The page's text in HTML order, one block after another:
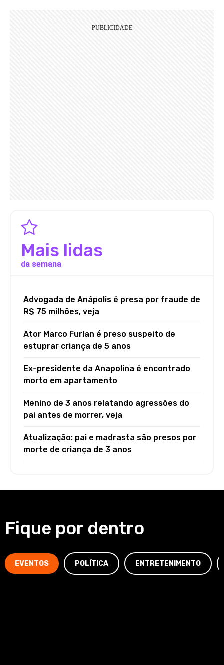
Mais lidas
da semana
Advogada de Anápolis é presa por fraude de
R$ 75 milhões, veja
Ator Marco Furlan é preso suspeito de
estuprar criança de 5 anos
Ex-presidente da Anapolina é encontrado
morto em apartamento
Menino de 3 anos relatando agressões do
pai antes de morrer, veja
Atualização: pai e madrasta são presos por
morte de criança de 3 anos
Fique por dentro
EVENTOS POLÍTICA ENTRETENIMENTO